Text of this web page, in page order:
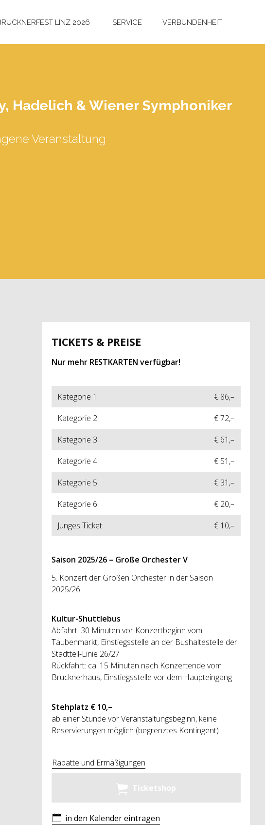
LINZ 2026 SERVICE VERBUNDENHEIT
Ha­de­lich & Wie­ner Sym­pho­ni­ker
Veranstaltung
TICKETS & PREISE
Nur mehr RESTKARTEN verfügbar!
Kategorie 1
€ 86,–
Kategorie 2
€ 72,–
Kategorie 3
€ 61,–
Kategorie 4
€ 51,–
Kategorie 5
€ 31,–
Kategorie 6
€ 20,–
Junges Ticket
€ 10,–
Saison 2025/26 – Große Orchester V
5. Konzert der Großen Orchester in der Saison
2025/26
Kultur-Shuttlebus
Abfahrt: 30 Minuten vor Konzertbeginn vom
Taubenmarkt, Einstiegsstelle an der Bushaltestelle der
Stadtteil-Linie 26/27
Rückfahrt: ca. 15 Minuten nach Konzertende vom
Brucknerhaus, Einstiegsstelle vor dem Haupteingang
Stehplatz € 10,–
ab einer Stunde vor Veranstaltungsbeginn, keine
Reservierungen möglich (begrenztes Kontingent)
Rabatte und Ermäßigungen
Ticketshop
in den Kalender eintragen